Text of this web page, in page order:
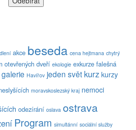
akce beseda cena hejtmana chytrý
otevřených dveří ekologie exkurze falešná
galerie Havířov jeden svět kurzkurzy
moravskoslezský kraj nemoci
odezírání oslava ostrava
Program simultánní sociální služby